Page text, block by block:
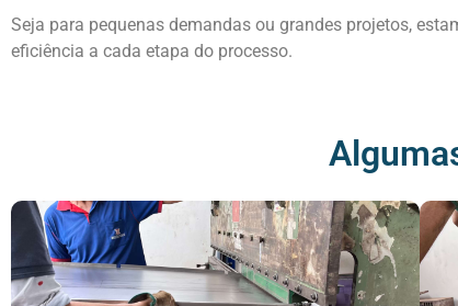
Seja para pequenas demandas ou grandes projetos,
eficiência a cada etapa do processo.